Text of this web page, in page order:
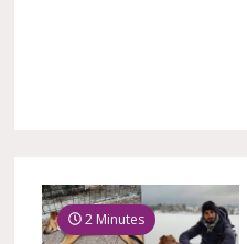
2 Minutes